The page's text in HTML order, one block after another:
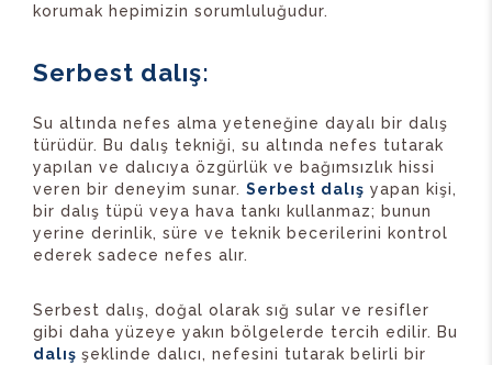
korumak hepimizin sorumluluğudur.
Serbest dalış:
Su altında nefes alma yeteneğine dayalı bir dalış
türüdür. Bu dalış tekniği, su altında nefes tutarak
yapılan ve dalıcıya özgürlük ve bağımsızlık hissi
veren bir deneyim sunar. Serbest dalış yapan kişi,
bir dalış tüpü veya hava tankı kullanmaz; bunun
yerine derinlik, süre ve teknik becerilerini kontrol
ederek sadece nefes alır.
Serbest dalış, doğal olarak sığ sular ve resifler
gibi daha yüzeye yakın bölgelerde tercih edilir. Bu
dalış şeklinde dalıcı, nefesini tutarak belirli bir